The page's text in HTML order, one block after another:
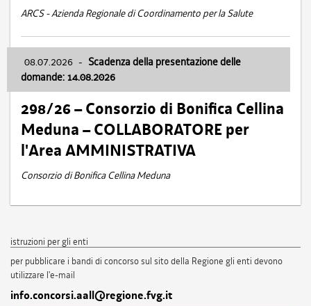
ARCS - Azienda Regionale di Coordinamento per la Salute
08.07.2026 - Scadenza della presentazione delle
domande: 14.08.2026
298/26 – Consorzio di Bonifica Cellina
Meduna – COLLABORATORE per
l'Area AMMINISTRATIVA
Consorzio di Bonifica Cellina Meduna
istruzioni per gli enti
per pubblicare i bandi di concorso sul sito della Regione gli enti devono
utilizzare l'e-mail
info.concorsi.aall@regione.fvg.it